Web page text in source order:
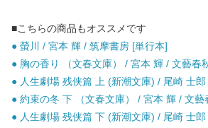
■こちらの商品もオススメです
● 螢川 / 宮本 輝 / 筑摩書房 [単行本]
● 胸の香り （文春文庫） / 宮本 輝 / 文藝春
● 人生劇場 残侠篇 上 (新潮文庫) / 尾崎 士
● 約束の冬 下 （文春文庫） / 宮本 輝 / 文藝
● 人生劇場 残侠篇 下 (新潮文庫) / 尾崎 士